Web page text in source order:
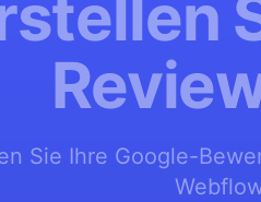
Sie Ihre Google-